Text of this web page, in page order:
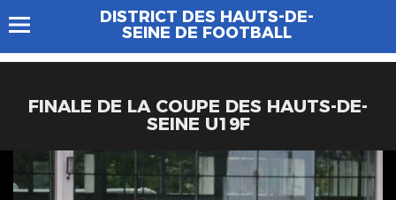
DISTRICT DES HAUTS-DE-
SEINE DE FOOTBALL
FINALE DE LA COUPE DES HAUTS-DE-
SEINE U19F